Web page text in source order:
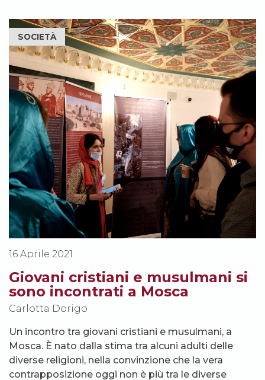
SOCIETÀ
16 Aprile 2021
Giovani cristiani e musulmani si
sono incontrati a Mosca
Carlotta Dorigo
Un incontro tra giovani cristiani e musulmani, a
Mosca. È nato dalla stima tra alcuni adulti delle
diverse religioni, nella convinzione che la vera
contrapposizione oggi non è più tra le diverse